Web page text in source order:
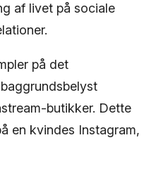
af livet på sociale
på det
butikker. Dette
en kvindes Instagram,